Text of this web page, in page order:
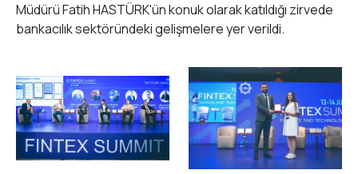
Müdürü Fatih HASTÜRK'ün konuk olarak katıldığı zirvede
bankacılık sektöründeki gelişmelere yer verildi.